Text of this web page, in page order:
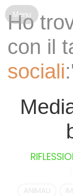
Ho
con il
sociali
ANIMALI